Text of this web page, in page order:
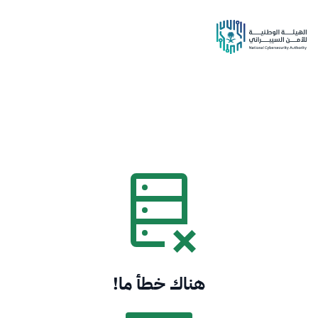
هناك خطأ ما!